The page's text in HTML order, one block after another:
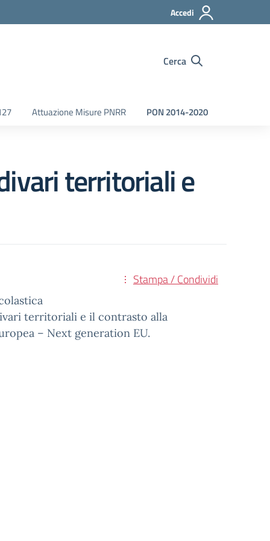
Accedi
Cerca
Attuazione Misure PNRR PON 2014-2020
territoriali e
Stampa / Condividi
territoriali e il contrasto alla
– Next generation EU.